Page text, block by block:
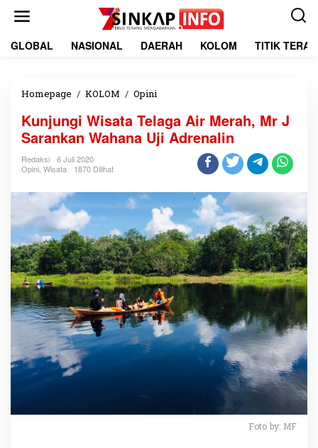
GLOBAL NASIONAL DAERAH KOLOM TITIK
Homepage / KOLOM / Opini
n
j
u
W
i
a
t
a
T
e
l
a
g
a
A
r
Kunjungi Wisata Telaga Air Merah, Mr J
Sarankan Wahana Uji Adrenalin
Redaksi
6 Juli 2020
Opini Wisata 1870 Dilihat
Foto by: MF